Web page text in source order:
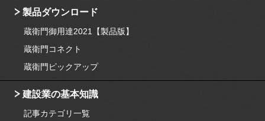
製品ダウンロード
蔵衛門御用達2021【製品版】
蔵衛門コネクト
蔵衛門ピックアップ
建設業の基本知識
記事カテゴリ一覧